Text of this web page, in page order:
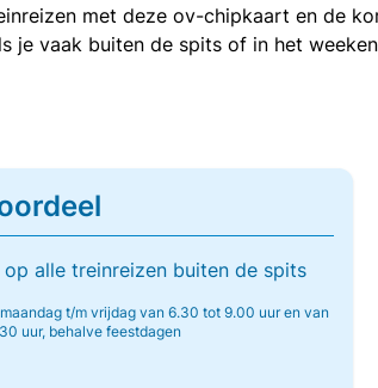
met deze ov-chipkaart en de
je vaak buiten de spits of in het
alle treinreizen buiten de spits
maandag t/m vrijdag van 6.30 tot 9.00 uur en van
uur, behalve feestdagen